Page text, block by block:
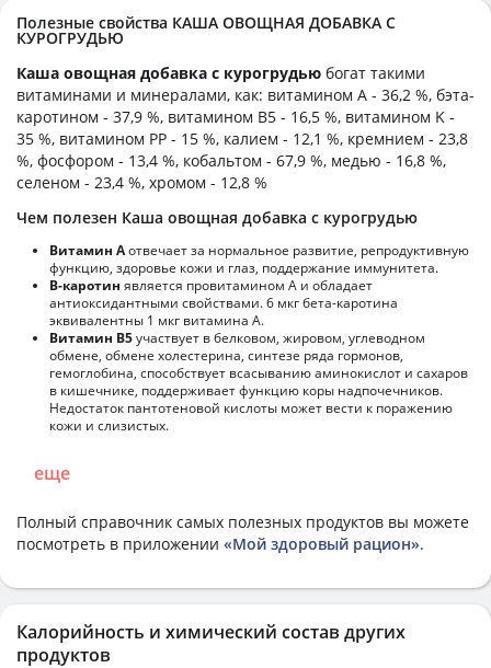
Полезные свойства КАША ОВОЩНАЯ ДОБАВКА С
КУРОГРУДЬЮ
Каша овощная добавка с курогрудью богат такими
витаминами и минералами, как: витамином А - 36,2 %, бэта-
каротином - 37,9 %, витамином B5 - 16,5 %, витамином K -
35 %, витамином PP - 15 %, калием - 12,1 %, кремнием - 23,8
%, фосфором - 13,4 %, кобальтом - 67,9 %, медью - 16,8 %,
селеном - 23,4 %, хромом - 12,8 %
Чем полезен Каша овощная добавка с курогрудью
Витамин Аотвечает за нормальное развитие, репродуктивную
функцию, здоровье кожи и глаз, поддержание иммунитета.
В-каротин является провитамином А и обладает
антиоксидантными свойствами. 6 мкг бета-каротина
эквивалентны 1 мкг витамина А.
Витамин В5участвует в белковом, жировом, углеводном
обмене, обмене холестерина, синтезе ряда гормонов,
гемоглобина, способствует всасыванию аминокислот и сахаров
в кишечнике, поддерживает функцию коры надпочечников.
Недостаток пантотеновой кислоты может вести к поражению
кожи и слизистых.
еще
Полный справочник самых полезных продуктов вы можете
посмотреть в приложении «Мой здоровый рацион».
Калорийность и химический состав других
продуктов